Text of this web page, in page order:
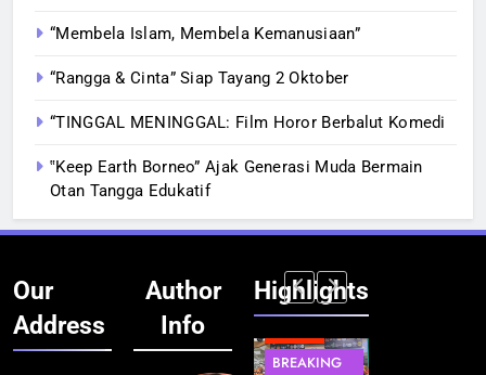
“Membela Islam, Membela Kemanusiaan”
“Rangga & Cinta” Siap Tayang 2 Oktober
“TINGGAL MENINGGAL: Film Horor Berbalut Komedi
‟Keep Earth Borneo” Ajak Generasi Muda Bermain
Otan Tangga Edukatif
Our
Address
Author
Info
Highlights
BERITA
INFRASTRUKTUR
BREAKING